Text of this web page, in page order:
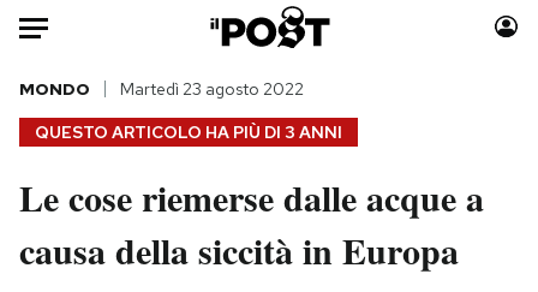
Auto
HOME
Italia
Politica
Moda
Consumismi
QUESTO ARTICOLO HA PIÙ DI 3 ANNI
MONDO Martedì 23 agosto 2022
Le cose riemerse dalle acque a
causa della siccità in Europa